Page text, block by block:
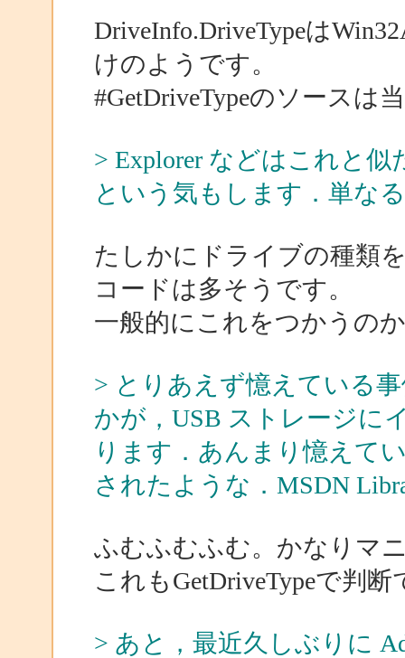
DriveInfo.DriveTypeは
けのようです。
#GetDriveTypeのソースは
> Explorer などはこれと
という気もします．単な
たしかにドライブの種類
コードは多そうです。
一般的にこれをつかうの
> とりあえず憶えている事
かが，USB ストレージに
ります．あんまり憶えて
されたような．MSDN
ふむふむふむ。かなりマ
これもGetDriveTypeで判
> あと，最近久しぶりに